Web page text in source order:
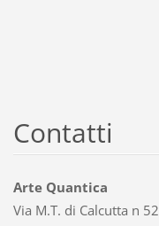
Contatti
Arte Quantica
Via M.T. di Calcutta n 52